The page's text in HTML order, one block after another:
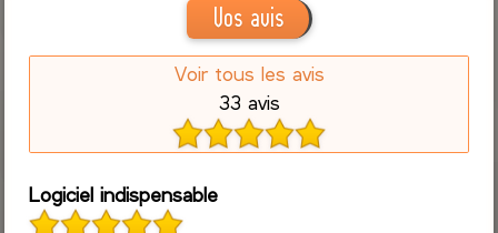
Vos avis
Voir tous les avis
33 avis
Logiciel indispensable